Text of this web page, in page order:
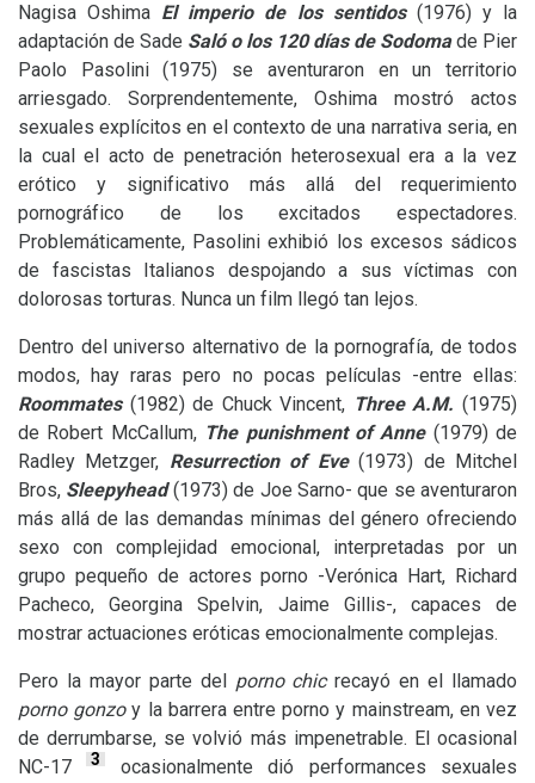
Nagisa Oshima El imperio de los sentidos(1976) y la
adaptación de Sade Saló o los 120 días de Sodomade Pier
Paolo Pasolini (1975) se aventuraron en un territorio
arriesgado. Sorprendentemente, Oshima mostró actos
sexuales explícitos en el contexto de una narrativa seria, en
la cual el acto de penetración heterosexual era a la vez
erótico y significativo más allá del requerimiento
pornográfico de los excitados espectadores.
Problemáticamente, Pasolini exhibió los excesos sádicos
de fascistas Italianos despojando a sus víctimas con
dolorosas torturas. Nunca un film llegó tan lejos.
Dentro del universo alternativo de la pornografía, de todos
modos, hay raras pero no pocas películas -entre ellas:
Roommates(1982) de Chuck Vincent, ThreeA.M. (1975)
de Robert McCallum, The punishment of Anne(1979) de
Radley Metzger, Resurrection of Eve(1973) de Mitchel
Bros, Sleepyhead(1973) de Joe Sarno- que se aventuraron
más allá de las demandas mínimas del género ofreciendo
sexo con complejidad emocional, interpretadas por un
grupo pequeño de actores porno -Verónica Hart, Richard
Pacheco, Georgina Spelvin, Jaime Gillis-, capaces de
mostrar actuaciones eróticas emocionalmente complejas.
Pero la mayor parte del porno chicrecayó en el llamado
porno gonzoy la barrera entre porno y mainstream, en vez
de derrumbarse, se volvió más impenetrable. El ocasional
NC-17 3
ocasionalmente dió performances sexuales